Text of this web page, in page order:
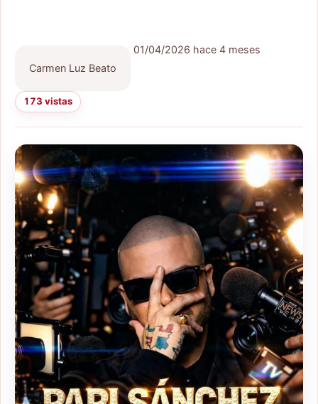
Carmen Luz Beato
01/04/2026 hace 4 meses
173 vistas